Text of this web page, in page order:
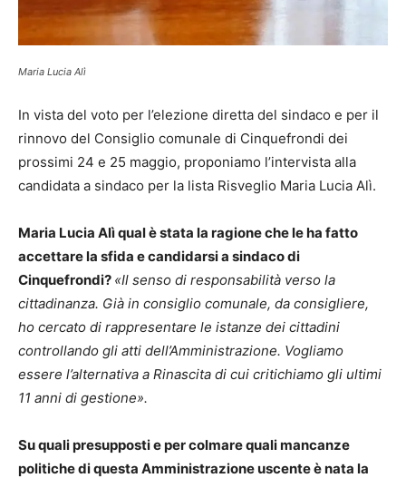
Maria Lucia Alì
In vista del voto per l’elezione diretta del sindaco e per il
rinnovo del Consiglio comunale di Cinquefrondi dei
prossimi 24 e 25 maggio, proponiamo l’intervista alla
candidata a sindaco per la lista Risveglio Maria Lucia Alì.
Maria Lucia Alì qual è stata la ragione che le ha fatto
accettare la sfida e candidarsi a sindaco di
Cinquefrondi? «Il senso di responsabilità verso la
cittadinanza. Già in consiglio comunale, da consigliere,
ho cercato di rappresentare le istanze dei cittadini
controllando gli atti dell’Amministrazione. Vogliamo
essere l’alternativa a Rinascita di cui critichiamo gli ultimi
11 anni di gestione».
Su quali presupposti e per colmare quali mancanze
politiche di questa Amministrazione uscente è nata la